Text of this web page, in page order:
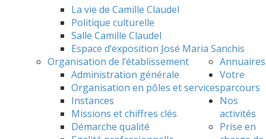
La vie de Camille Claudel
Politique culturelle
Salle Camille Claudel
Espace d’exposition José Maria Sanchis
Organisation de l’établissement
Administration générale
Organisation en pôles et services
Instances
Missions et chiffres clés
Démarche qualité
Annuaires
Votre
parcours
Nos
activités
Prise en